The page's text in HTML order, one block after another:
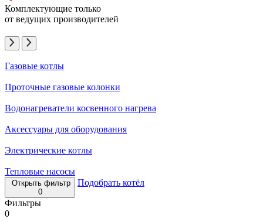
Комплектующие только
от ведущих производителей
Газовые котлы
Проточные газовые колонки
Водонагреватели косвенного нагрева
Аксессуары для оборудования
Электрические котлы
Тепловые насосы
Открыть фильтр
0
Подобрать котёл
Фильтры
0